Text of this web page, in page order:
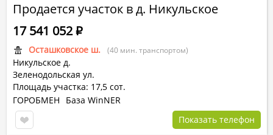
Продается участок в д. Никульское
Осташковское ш. (40 мин. транспортом)
Никульское д.
Зеленодольская ул.
Площадь участка: 17,5 сот.
17 541 052Р
ГОРОБМЕН
База WinNER
Показать телефон